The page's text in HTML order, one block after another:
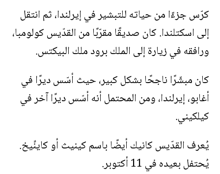
كرّس جزءًا من حياته للتبشير في إيرلندا، ثم انتقل
إلى اسكتلندا. كان صديقًا مقرّبًا من القدّيس كولومبا،
ورافقه في زيارة إلى الملك برود ملك البيكتس.
كان مبشّرًا ناجحًا بشكل كبير، حيث أسّس ديرًا في
أغابو، إيرلندا، ومن المحتمل أنه أسّس ديرًا آخر في
كيلكيني.
يُعرف القدّيس كانيك أيضًا باسم كينيث أو كاينِّيخ.
يُحتفل بعيده في 11 أكتوبر.